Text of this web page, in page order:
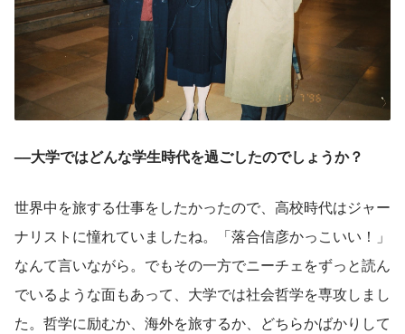
––大学ではどんな学生時代を過ごしたのでしょうか？
世界中を旅する仕事をしたかったので、高校時代はジャー
ナリストに憧れていましたね。「落合信彦かっこいい！」
なんて言いながら。でもその一方でニーチェをずっと読ん
でいるような面もあって、大学では社会哲学を専攻しまし
た。哲学に励むか、海外を旅するか、どちらかばかりして